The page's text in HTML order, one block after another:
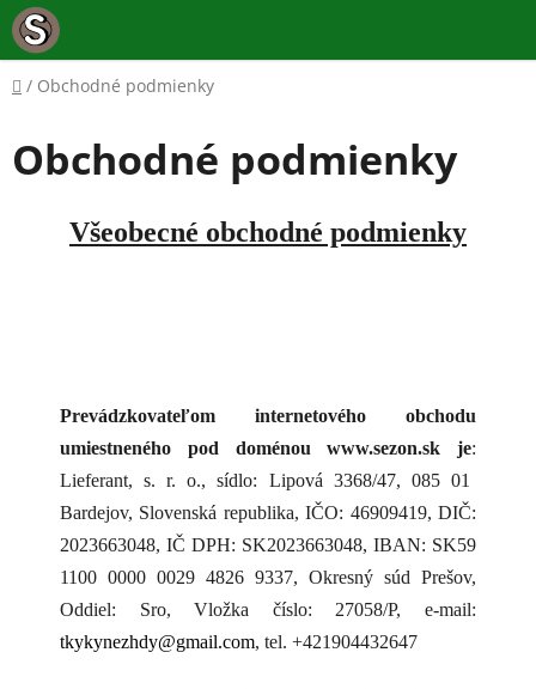
Prejsť
na
obsah
Domov
/ Obchodné podmienky
Obchodné podmienky
Všeobecné obchodné podmienky
Prevádzkovateľom internetového obchodu
umiestneného pod doménou www.sezon.sk je:
Lieferant, s. r. o., sídlo: Lipová 3368/47, 085 01
Bardejov, Slovenská republika, IČO: 46909419, DIČ:
2023663048, IČ DPH: SK2023663048, IBAN: SK59
1100 0000 0029 4826 9337, Okresný súd Prešov,
Oddiel: Sro, Vložka číslo: 27058/P, e-mail:
tkykynezhdy@gmail.com, tel. +421904432647